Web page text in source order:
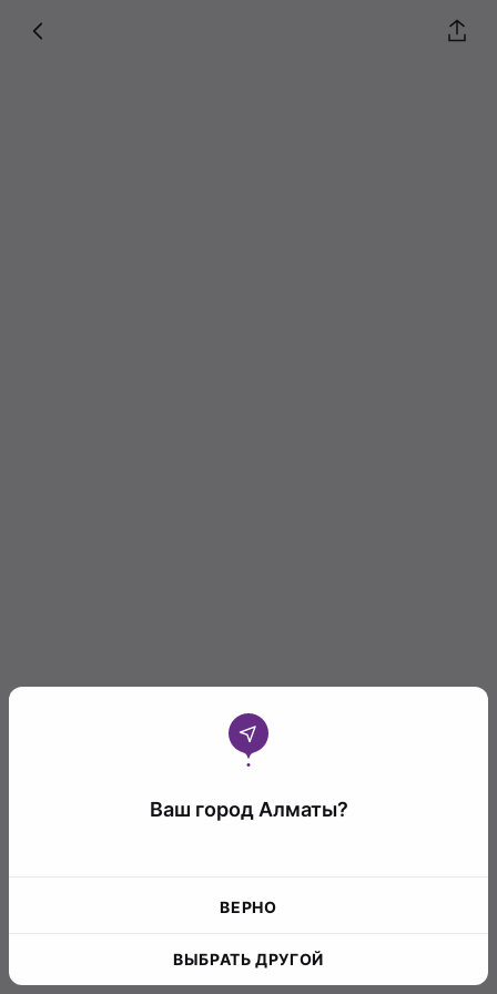
Ваш город Алматы?
ВЕРНО
ВЫБРАТЬ ДРУГОЙ